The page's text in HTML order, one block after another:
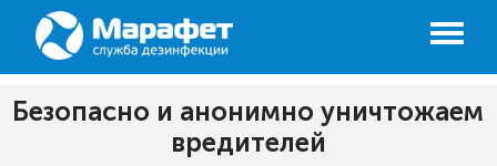
Безопасно и анонимно уничтожаем
вредителей